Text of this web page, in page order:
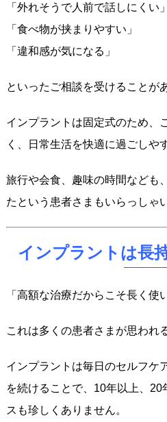
「外れそうで人前で話しにくい」
「食べ物が挟まりやすい」
「違和感が気になる」
といったご相談を受けることが
インプラントは固定式のため、
く、日常生活を快適に過ごしや
旅行や会食、趣味の時間なども
たという患者さまもいらっしゃ
インプラントは長
「高額な治療だからこそ長く使
これは多くの患者さまが思われ
インプラントは毎日のセルフケ
を続けることで、10年以上、
スも珍しくありません。